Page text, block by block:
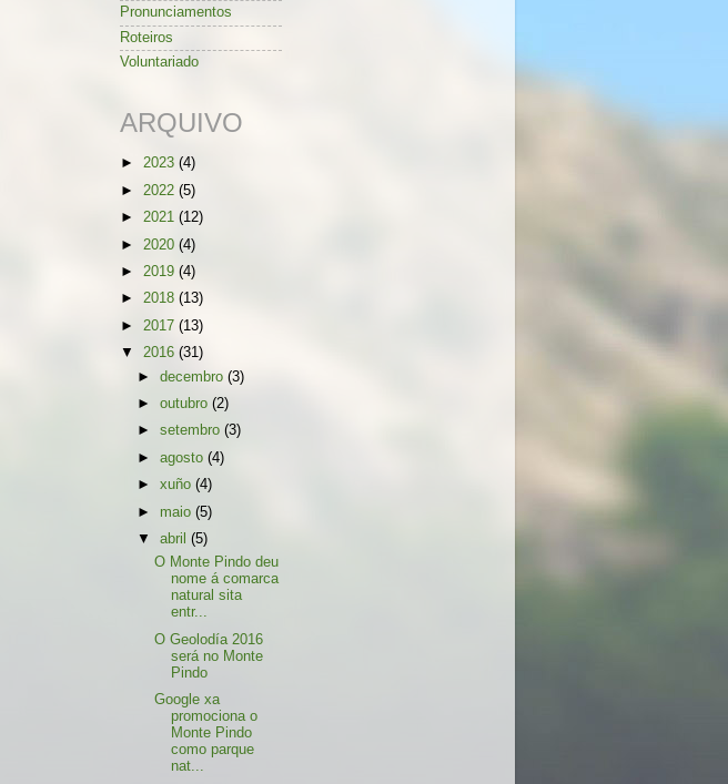
Pronunciamentos
Roteiros
Voluntariado
ARQUIVO
► 2023 (4)
► 2022 (5)
► 2021 (12)
► 2020 (4)
► 2019 (4)
► 2018 (13)
► 2017 (13)
▼ 2016 (31)
►decembro(3)
►outubro(2)
►setembro(3)
►agosto(4)
►xuño(4)
► maio(5)
▼abril(5)
O Monte Pindo deu
nome á comarca
natural sita
entr...
O Geolodía 2016
será no Monte
Pindo
Google xa
promociona o
Monte Pindo
como parque
nat...